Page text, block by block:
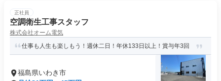
正社員
空調衛生工事スタッフ
株式会社オーム電気
仕事も人生も楽しもう！週休二日！年休133日以上！賞与年3回
福島県いわき市